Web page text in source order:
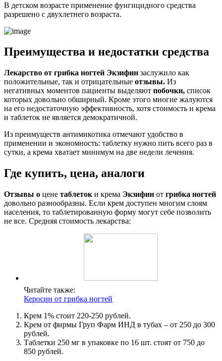
В детском возрасте применение фунгицидного средства
разрешено с двухлетнего возраста.
Преимущества и недостатки средства
Лекарство от грибка ногтей Экзифин заслужило как
положительные, так и отрицательные отзывы. Из
негативных моментов пациенты выделяют побочки, список
которых довольно обширный. Кроме этого многие жалуются
на его недостаточную эффективность, хотя стоимость и крема
и таблеток не является демократичной.
Из преимуществ антимикотика отмечают удобство в
применении и экономность: таблетку нужно пить всего раз в
сутки, а крема хватает минимум на две недели лечения.
Где купить, цена, аналоги
Отзывы о цене таблеток и крема Экзифин от грибка ногтей
довольно разнообразны. Если крем доступен многим слоям
населения, то таблетированную форму могут себе позволить
не все. Средняя стоимость лекарства:
Читайте также:
Керосин от грибка ногтей
Крем 1% стоит 220-250 рублей.
Крем от фирмы Груп Фарм ИНД в тубах – от 250 до 300
рублей.
Таблетки 250 мг в упаковке по 16 шт. стоят от 750 до
850 рублей.